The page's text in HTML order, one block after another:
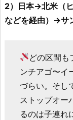
2）日本→北米（
などを経由）→サ
どの区間も
ンチアゴ〜イ
づらい。そし
ストップオー
るのは子連れ